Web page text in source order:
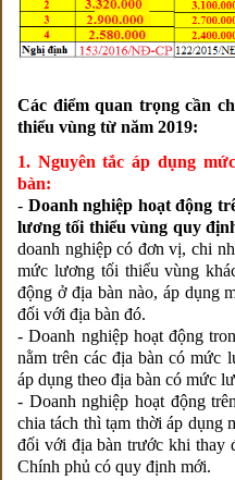
Các điểm quan trọng cần
thiểu vùng từ năm 2019:
1. Nguyên tắc áp dụng
bàn:
- Doanh nghiệp hoạt động
lương tối thiểu vùng quy
doanh nghiệp có đơn vị, chi
mức lương tối thiểu vùng
động ở địa bàn nào, áp dụng
đối với địa bàn đó.
- Doanh nghiệp hoạt động
nằm trên các địa bàn có mức
áp dụng theo địa bàn có mức
- Doanh nghiệp hoạt động
chia tách thì tạm thời áp dụng
đối với địa bàn trước khi thay
Chính phủ có quy định mới.